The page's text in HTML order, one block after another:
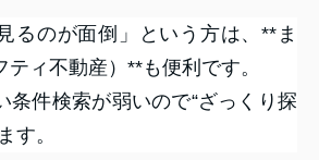
るのが面倒」という方は、**ま
ティ不動産）**も便利です。
件検索が弱いので“ざっくり探
す。